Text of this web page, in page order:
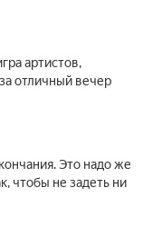
артистов,
отличный вечер
Это надо же
чтобы не задеть ни